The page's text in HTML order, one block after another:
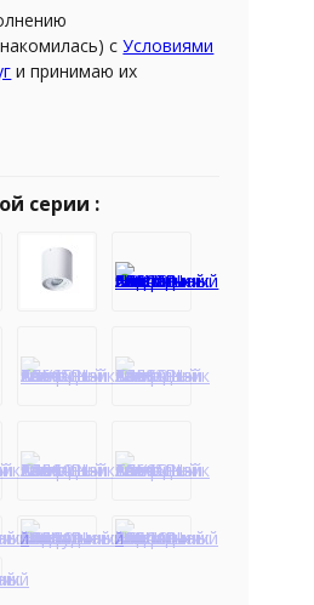
сУсловиями
и принимаю их
серии :